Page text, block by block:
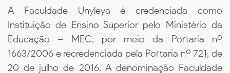
A Faculdade Unyleya é credenciada como
Instituição de Ensino Superior pelo Ministério da
Educação – MEC, por meio da Portaria nº
1663/2006 e recredenciada pela Portaria nº 721, de
20 de julho de 2016. A denominação Faculdade